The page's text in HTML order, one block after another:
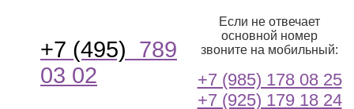
+7 (495) 789
03 02
Если не отвечает
основной номер
звоните на мобильный:
+7 (985) 178 08 25
+7 (925) 179 18 24